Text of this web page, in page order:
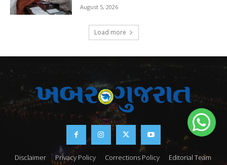
August 5, 2026
Load more
Disclaimer Privacy Policy Corrections Policy Editorial Team